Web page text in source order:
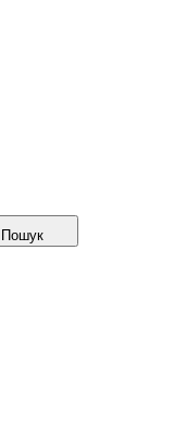
Пошук